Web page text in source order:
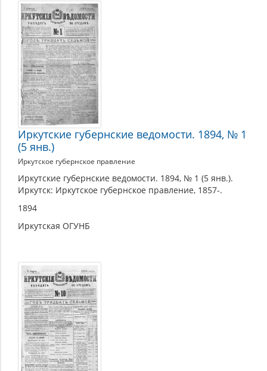
1894
Иркутские губернские ведомости. 1894, № 1
(5 янв.)
Иркутское губернское правление
Иркутские губернские ведомости. 1894, № 1 (5 янв.).
Иркутск: Иркутское губернское правление, 1857-.
1894
Иркутская ОГУНБ